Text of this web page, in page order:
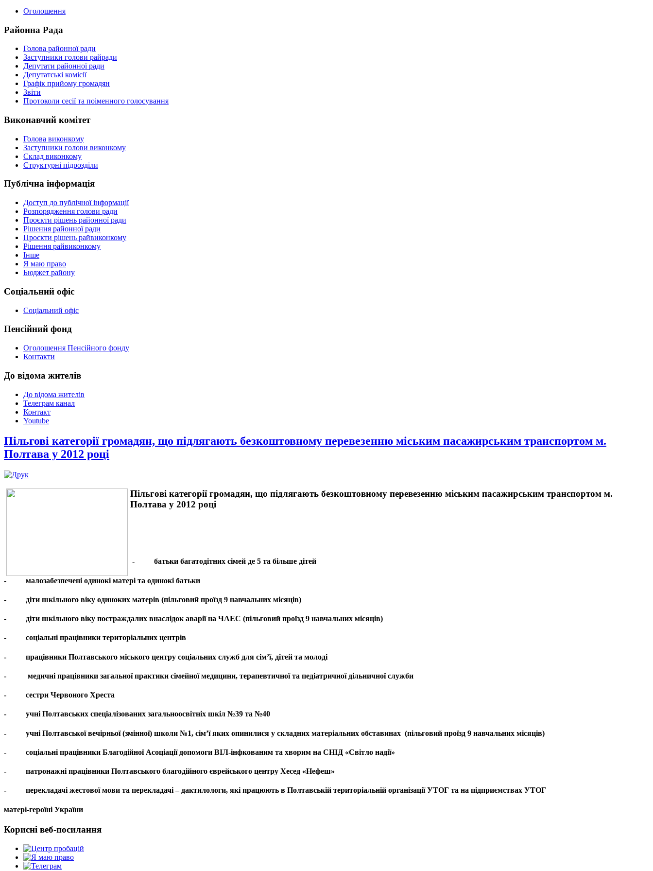
Оголошення
Районна Рада
Голова районної ради
Заступники голови райради
Депутати районної ради
Депутатські комісії
Графік прийому громадян
Звіти
Протоколи сесії та поіменного голосування
Виконавчий комітет
Голова виконкому
Заступники голови виконкому
Склад виконкому
Структурні підрозділи
Публічна інформація
Доступ до публічної інформації
Розпорядження голови ради
Проєкти рішень районної ради
Рішення районної ради
Проєкти рішень райвиконкому
Рішення райвиконкому
Інше
Я маю право
Бюджет району
Соціальний офіс
Соціальний офіс
Пенсійний фонд
Оголошення Пенсійного фонду
Контакти
До відома жителів
До відома жителів
Телеграм канал
Контакт
Youtube
Пільгові категорії громадян, що підлягають безкоштовному перевезенню міським пасажирським транспортом м.
Полтава у 2012 році
Пільгові категорії громадян, що підлягають безкоштовному перевезенню міським пасажирським транспортом м.
Полтава у 2012 році
- батьки багатодітних сімей де 5 та більше дітей
- малозабезпечені одинокі матері та одинокі батьки
- діти шкільного віку одиноких матерів (пільговий проїзд 9 навчальних місяців)
- діти шкільного віку постраждалих внаслідок аварії на ЧАЕС (пільговий проїзд 9 навчальних місяців)
- соціальні працівники територіальних центрів
- працівники Полтавського міського центру соціальних служб для сім’ї, дітей та молоді
- медичні працівники загальної практики сімейної медицини, терапевтичної та педіатричної дільничної служби
- сестри Червоного Хреста
- учні Полтавських спеціалізованих загальноосвітніх шкіл №39 та №40
- учні Полтавської вечірньої (змінної) школи №1, сім’ї яких опинилися у складних матеріальних обставинах (пільговий проїзд 9 навчальних місяців)
- соціальні працівники Благодійної Асоціації допомоги ВІЛ-інфкованим та хворим на СНІД «Світло надії»
- патронажні працівники Полтавського благодійного єврейського центру Хесед «Нефеш»
- перекладачі жестової мови та перекладачі – дактилологи, які працюють в Полтавській територіальній організації УТОГ та на підприємствах УТОГ
матері-героїні України
Корисні веб-посилання